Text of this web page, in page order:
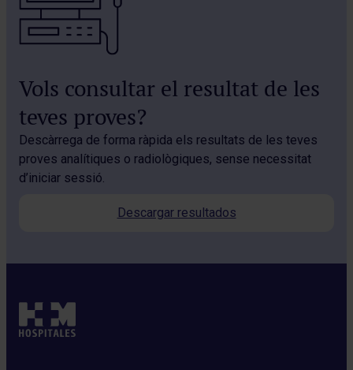
Vols consultar el resultat de les
teves proves?
Descàrrega de forma ràpida els resultats de les teves
proves analítiques o radiològiques, sense necessitat
d’iniciar sessió.
Descargar resultados